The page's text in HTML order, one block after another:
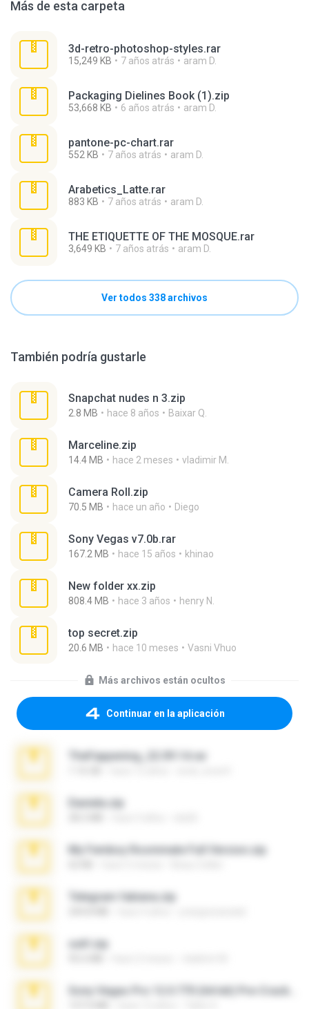
Más de esta carpeta
3d-retro-photoshop-styles.rar
15,249 KB 7 años atrás aram D.
Packaging Dielines Book (1).zip
53,668 KB 6 años atrás aram D.
pantone-pc-chart.rar
552 KB 7 años atrás aram D.
Arabetics_Latte.rar
883 KB 7 años atrás aram D.
THE ETIQUETTE OF THE MOSQUE.rar
3,649 KB 7 años atrás aram D.
Ver todos 338 archivos
También podría gustarle
Snapchat nudes n 3.zip
2.8 MB hace 8 años Baixar Q.
Marceline.zip
14.4 MB hace 2 meses vladimir M.
Camera Roll.zip
70.5 MB hace un año Diego
Sony Vegas v7.0b.rar
167.2 MB hace 15 años khinao
New folder xx.zip
808.4 MB hace 3 años henry N.
top secret.zip
20.6 MB hace 10 meses Vasni Vhuo
Más archivos están ocultos
Continuar en la aplicación
TheFappening_22.09.14.rar
Daniela.zip
My Femboy Roommate Full Version.zip
Telegram fabiana.zip
ouh!.zip